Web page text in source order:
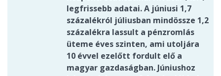
legfrissebb adatai. A júniusi 1,7
százalékról júliusban mindössze 1,2
százalékra lassult a pénzromlás
üteme éves szinten, ami utoljára
10 évvel ezelőtt fordult elő a
magyar gazdaságban. Júniushoz